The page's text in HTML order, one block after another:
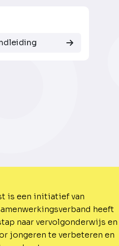
is een initiatief van
heeft
naar vervolgonderwijs en
jongeren te verbeteren en